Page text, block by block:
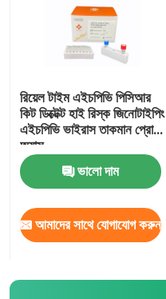
রিয়েল টাইম এইচপিভি পিসিআর
কিট ডিক্টেক্ট হাই রিস্ক জিনোটাইপিং
এইচপিভি ভাইরাস তাকমান প্রোব
অ্যাস
ভালো দাম
আমাদের সাথে যোগাযোগ করুন